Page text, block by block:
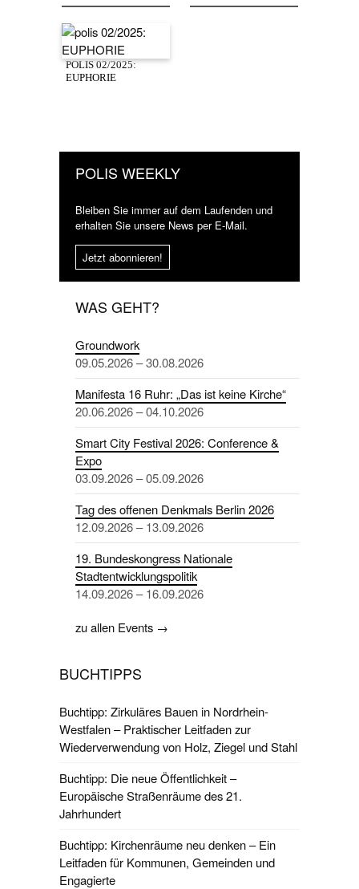
POLIS 02/2025:
EUPHORIE
POLIS WEEKLY
Bleiben Sie immer auf dem Laufenden und
erhalten Sie unsere News per E-Mail.
Jetzt abonnieren!
WAS GEHT?
Groundwork
09.05.2026 – 30.08.2026
Manifesta 16 Ruhr: „Das ist keine Kirche“
20.06.2026 – 04.10.2026
Smart City Festival 2026: Conference &
Expo
03.09.2026 – 05.09.2026
Tag des offenen Denkmals Berlin 2026
12.09.2026 – 13.09.2026
19. Bundeskongress Nationale
Stadtentwicklungspolitik
14.09.2026 – 16.09.2026
zu allen Events →
BUCHTIPPS
Buchtipp: Zirkuläres Bauen in Nordrhein-
Westfalen – Praktischer Leitfaden zur
Wiederverwendung von Holz, Ziegel und Stahl
Buchtipp: Die neue Öffentlichkeit –
Europäische Straßenräume des 21.
Jahrhundert
Buchtipp: Kirchenräume neu denken – Ein
Leitfaden für Kommunen, Gemeinden und
Engagierte